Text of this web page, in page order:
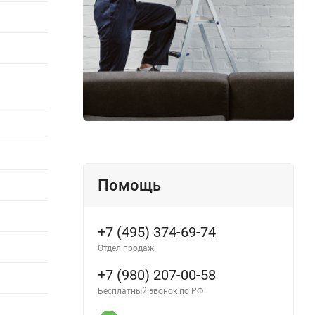
Помощь
+7 (495) 374-69-74
Отдел продаж
+7 (980) 207-00-58
Бесплатный звонок по РФ